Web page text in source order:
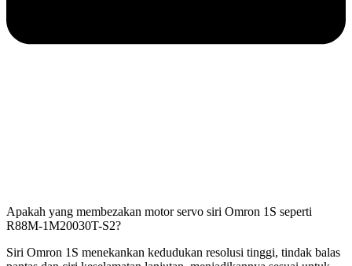
Apakah yang membezakan motor servo siri Omron 1S seperti
R88M-1M20030T-S2?
Siri Omron 1S menekankan kedudukan resolusi tinggi, tindak balas